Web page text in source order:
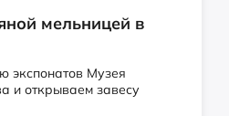
мельницей в
экспонатов Музея
и открываем завесу